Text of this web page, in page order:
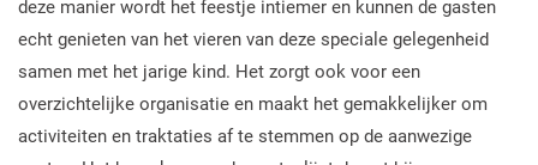
deze manier wordt het feestje intiemer en kunnen de gasten
echt genieten van het vieren van deze speciale gelegenheid
samen met het jarige kind. Het zorgt ook voor een
overzichtelijke organisatie en maakt het gemakkelijker om
activiteiten en traktaties af te stemmen op de aanwezige